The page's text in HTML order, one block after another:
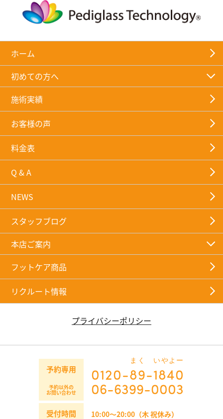
ホーム
初めての方へ
施術実績
お客様の声
料金表
Q & A
NEWS
スタッフブログ
本店ご案内
フットケア商品
リクルート情報
プライバシーポリシー
予約専用 0120-89
まく
-1840
いやよー
予約以外の
お問い合わせ 06-6399-0003
受付時間 10:00～20:00（木 祝休み）